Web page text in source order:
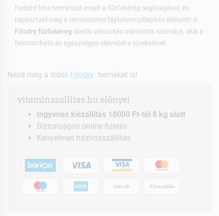
Fedezd fel a természet erejét a fűzfakéreg segítségével, és
tapasztald meg a természetes fájdalomcsillapítás előnyeit! A
Fitodry fűzfakéreg ideális választás mindazok számára, akik a
fenntartható és egészséges életmódra törekednek.
Nézd meg a többi Fitodry terméket is!
vitaminszallitas.hu előnyei
Ingyenes kiszállítás 18000 Ft-tól 8 kg alatt
Biztonságos online fizetés
Kényelmes házhozszállítás
Utánvét Előre utalás